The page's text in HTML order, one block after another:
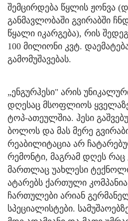
შემცირდება წყლის ჟონვა
განმავლობაში გვირაბში
წყალი იკარგება), რის
100 მილიონი კვტ.
გამომუშავებას.
„ენგურჰესი" არის
დღესაც მსოფლიოს
ტოპ-ათეულშია. ჰესი
ბოლოს და მას მერე
რეაბილიტაცია არ
რემონტი, მაგრამ დღეს რაც
მართლაც უახლესი
ატარებს ქართული
ჩართულები არიან
სპეციალისტები.